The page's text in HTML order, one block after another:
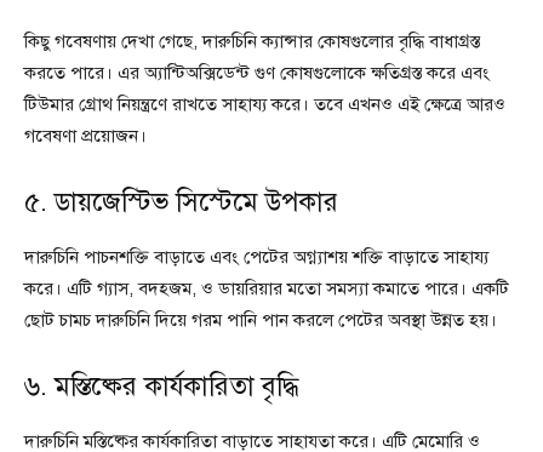
কিছু গবেষণায় দেখা গেছে, দারুচিনি ক্যান্সার কোষগুলোর বৃদ্ধি বাধাগ্রস্ত
করতে পারে। এর অ্যান্টিঅক্সিডেন্ট গুণ কোষগুলোকে ক্ষতিগ্রস্ত করে এবং
টিউমার গ্রোথ নিয়ন্ত্রণে রাখতে সাহায্য করে। তবে এখনও এই ক্ষেত্রে আরও
গবেষণা প্রয়োজন।
৫. ডায়জেস্টিভ সিস্টেমে উপকার
দারুচিনি পাচনশক্তি বাড়াতে এবং পেটের অগ্ন্যাশয় শক্তি বাড়াতে সাহায্য
করে। এটি গ্যাস, বদহজম, ও ডায়রিয়ার মতো সমস্যা কমাতে পারে। একটি
ছোট চামচ দারুচিনি দিয়ে গরম পানি পান করলে পেটের অবস্থা উন্নত হয়।
৬. মস্তিষ্কের কার্যকারিতা বৃদ্ধি
দারুচিনি মস্তিষ্কের কার্যকারিতা বাড়াতে সাহায্তা করে। এটি মেমোরি ও